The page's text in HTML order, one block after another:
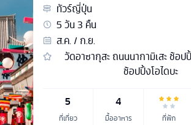
ทัวร์ญี่ปุ่น
5วัน3 คืน
ส.ค. / ก.ย.
วัดอาซากุสะ ถนนนากามิเสะ ช้อ
ช้อปปิ้งโอไดบะ
5
ที่เที่ยว
4
มื้ออาหาร ที่พัก